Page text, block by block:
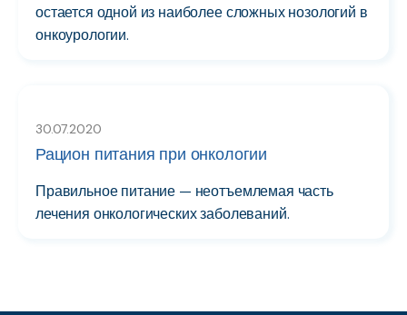
остается одной из наиболее сложных нозологий в
онкоурологии.
30.07.2020
Рацион питания при онкологии
Правильное питание — неотъемлемая часть
лечения онкологических заболеваний.